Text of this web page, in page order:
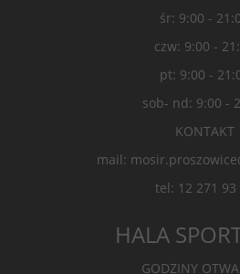
śr: 9:00 -
czw: 9:00 -
pt: 9:00 -
sob- nd: 9:00 -
KONTAKT
mail:
tel: 12 271 93
HALA
GODZINY